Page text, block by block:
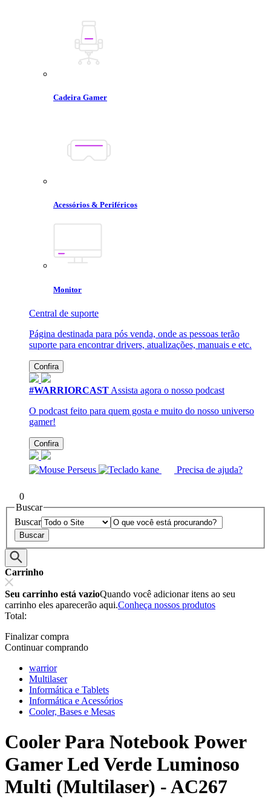
Cadeira Gamer
Acessórios & Periféricos
Monitor
Central de suporte
Página destinada para pós venda, onde as pessoas terão
suporte para encontrar drivers, atualizações, manuais e etc.
Confira
#WARRIORCAST Assista agora o nosso podcast
O podcast feito para quem gosta e muito do nosso universo
gamer!
Confira
Precisa de ajuda?
0
Buscar
Buscar
Carrinho
Seu carrinho está vazioQuando você adicionar itens ao seu
carrinho eles aparecerão aqui.Conheça nossos produtos
Total:
Finalizar compra
Continuar comprando
warrior
Multilaser
Informática e Tablets
Informática e Acessórios
Cooler, Bases e Mesas
Cooler Para Notebook Power
Gamer Led Verde Luminoso
Multi (Multilaser) - AC267